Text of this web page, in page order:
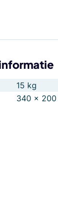
15 kg
340 ×